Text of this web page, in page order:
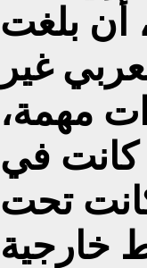
أن بلغت
غير
مهمة،
كانت في
تحت